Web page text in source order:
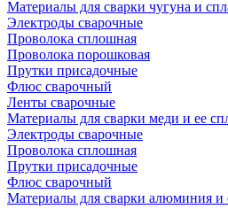
Материалы для сварки чугуна и
Электроды сварочные
Проволока сплошная
Проволока порошковая
Прутки присадочные
Флюс сварочный
Ленты сварочные
Материалы для сварки меди и ее
Электроды сварочные
Проволока сплошная
Прутки присадочные
Флюс сварочный
Материалы для сварки алюминия и